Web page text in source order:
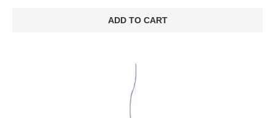
ADD TO CART